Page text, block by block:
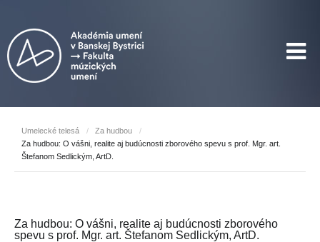
Umelecké telesá / Za hudbou
/
Za hudbou: O vášni, realite aj budúcnosti zborového spevu s prof. Mgr. art.
Štefanom Sedlickým, ArtD.
Za hudbou: O vášni, realite aj budúcnosti zborového
spevu s prof. Mgr. art. Štefanom Sedlickým, ArtD.